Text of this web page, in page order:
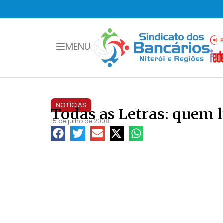
MENU
NOTÍCIAS
Todas as Letras: quem
15 de julho de 2008